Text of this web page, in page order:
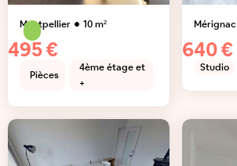
Montpellier 10m²
495 €
Pièces
4ème étage et
+
Mérignac
640 €
Studio